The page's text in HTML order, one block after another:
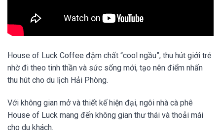
House of Luck Coffee đậm chất “cool ngầu”, thu hút giới trẻ
nhờ đi theo tinh thần và sức sống mới, tạo nên điểm nhấn
thu hút cho du lịch Hải Phòng.
Với không gian mở và thiết kế hiện đại, ngôi nhà cà phê
House of Luck mang đến không gian thư thái và thoải mái
cho du khách.